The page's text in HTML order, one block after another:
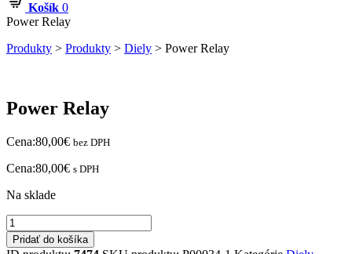
Košík 0
Power Relay
Produkty > Produkty > Diely > Power Relay
Power Relay
Cena:80,00€ bez DPH
Cena:80,00€ s DPH
Na sklade
množstvo
Power
Relay
Pridať do košíka